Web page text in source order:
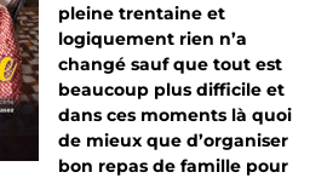
pleine trentaine et
logiquement rien n’a
changé sauf que tout est
beaucoup plus difficile et
dans ces moments là quoi
de mieux que d’organiser
bon repas de famille pour